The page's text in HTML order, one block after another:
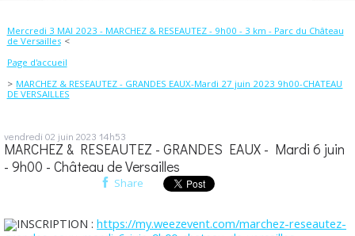
Mercredi 3 MAI 2023 - MARCHEZ & RESEAUTEZ - 9h00 - 3 km - Parc du Château
de Versailles
Page d'accueil
MARCHEZ & RESEAUTEZ - GRANDES EAUX-Mardi 27 juin 2023 9h00-CHATEAU
DE VERSAILLES
vendredi 02 juin 2023 14h53
MARCHEZ & RESEAUTEZ - GRANDES EAUX - Mardi 6 juin
- 9h00 - Château de Versailles
Share
INSCRIPTION : https://my.weezevent.com/marchez-reseautez-